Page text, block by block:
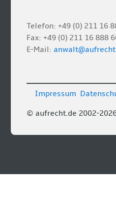
Telefon: +49 (0) 211 16
Fax: +49 (0) 211 16 888
E-Mail:
© aufrecht.de 2002-
Impressum